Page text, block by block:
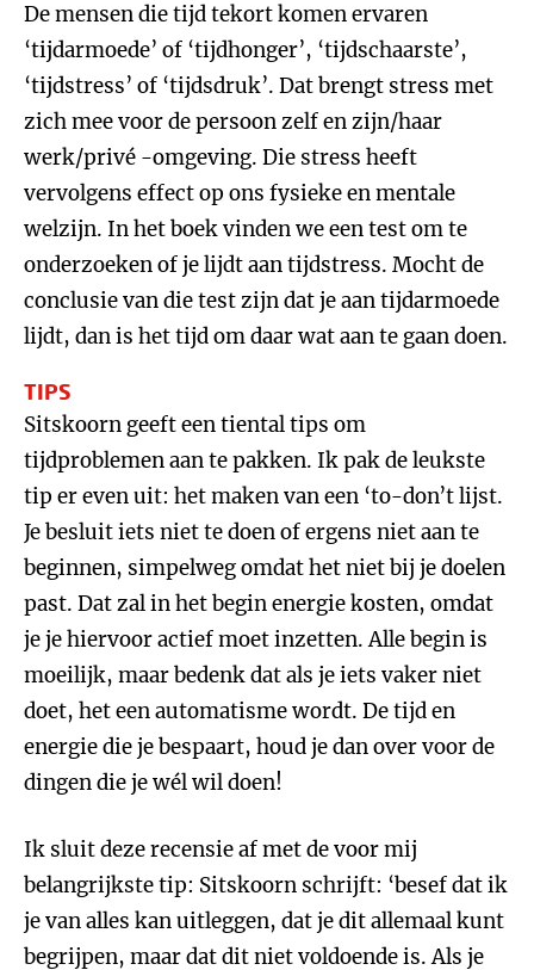
De mensen die tijd tekort komen ervaren
‘tijdarmoede’ of ‘tijdhonger’, ‘tijdschaarste’,
‘tijdstress’ of ‘tijdsdruk’. Dat brengt stress met
zich mee voor de persoon zelf en zijn/haar
werk/privé -omgeving. Die stress heeft
vervolgens effect op ons fysieke en mentale
welzijn. In het boek vinden we een test om te
onderzoeken of je lijdt aan tijdstress. Mocht de
conclusie van die test zijn dat je aan tijdarmoede
lijdt, dan is het tijd om daar wat aan te gaan doen.
TIPS
Sitskoorn geeft een tiental tips om
tijdproblemen aan te pakken. Ik pak de leukste
tip er even uit: het maken van een ‘to-don’t lijst.
Je besluit iets niet te doen of ergens niet aan te
beginnen, simpelweg omdat het niet bij je doelen
past. Dat zal in het begin energie kosten, omdat
je je hiervoor actief moet inzetten. Alle begin is
moeilijk, maar bedenk dat als je iets vaker niet
doet, het een automatisme wordt. De tijd en
energie die je bespaart, houd je dan over voor de
dingen die je wél wil doen!
Ik sluit deze recensie af met de voor mij
belangrijkste tip: Sitskoorn schrijft: ‘besef dat ik
je van alles kan uitleggen, dat je dit allemaal kunt
begrijpen, maar dat dit niet voldoende is. Als je